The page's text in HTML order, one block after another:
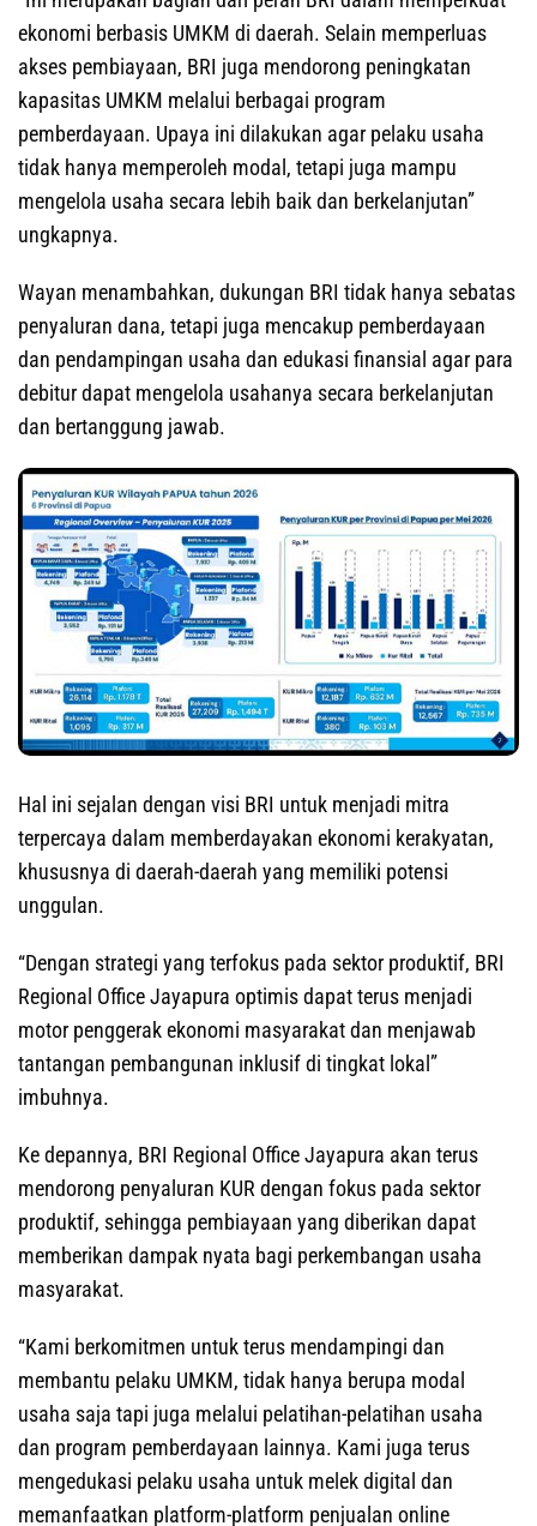
ekonomi berbasis UMKM di daerah. Selain memperluas
akses pembiayaan, BRI juga mendorong peningkatan
kapasitas UMKM melalui berbagai program
pemberdayaan. Upaya ini dilakukan agar pelaku usaha
tidak hanya memperoleh modal, tetapi juga mampu
mengelola usaha secara lebih baik dan berkelanjutan”
ungkapnya.
Wayan menambahkan, dukungan BRI tidak hanya sebatas
penyaluran dana, tetapi juga mencakup pemberdayaan
dan pendampingan usaha dan edukasi finansial agar para
debitur dapat mengelola usahanya secara berkelanjutan
dan bertanggung jawab.
Hal ini sejalan dengan visi BRI untuk menjadi mitra
terpercaya dalam memberdayakan ekonomi kerakyatan,
khususnya di daerah-daerah yang memiliki potensi
unggulan.
“Dengan strategi yang terfokus pada sektor produktif, BRI
Regional Office Jayapura optimis dapat terus menjadi
motor penggerak ekonomi masyarakat dan menjawab
tantangan pembangunan inklusif di tingkat lokal”
imbuhnya.
Ke depannya, BRI Regional Office Jayapura akan terus
mendorong penyaluran KUR dengan fokus pada sektor
produktif, sehingga pembiayaan yang diberikan dapat
memberikan dampak nyata bagi perkembangan usaha
masyarakat.
“Kami berkomitmen untuk terus mendampingi dan
membantu pelaku UMKM, tidak hanya berupa modal
usaha saja tapi juga melalui pelatihan-pelatihan usaha
dan program pemberdayaan lainnya. Kami juga terus
mengedukasi pelaku usaha untuk melek digital dan
memanfaatkan platform-platform penjualan online